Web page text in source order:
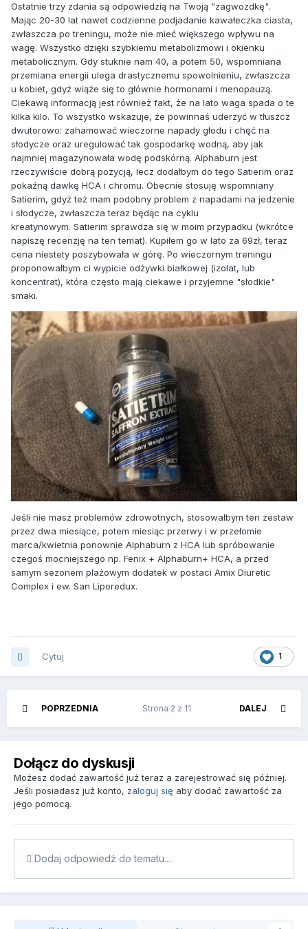
Ostatnie trzy zdania są odpowiedzią na Twoją "zagwozdkę".
Mając 20-30 lat nawet codzienne podjadanie kawałeczka ciasta,
zwłaszcza po treningu, może nie mieć większego wpływu na
wagę. Wszystko dzięki szybkiemu metabolizmowi i okienku
metabolicznym. Gdy stuknie nam 40, a potem 50, wspomniana
przemiana energii ulega drastycznemu spowolnieniu, zwłaszcza
u kobiet, gdyż wiąże się to głównie hormonami i menopauzą.
Ciekawą informacją jest również fakt, że na lato waga spada o te
kilka kilo. To wszystko wskazuje, że powinnaś uderzyć w tłuszcz
dwutorowo: zahamować wieczorne napady głodu i chęć na
słodycze oraz uregulować tak gospodarkę wodną, aby jak
najmniej magazynowała wodę podskórną. Alphaburn jest
rzeczywiście dobrą pozycją, lecz dodałbym do tego Satierim oraz
pokaźną dawkę HCA i chromu. Obecnie stosuję wspomniany
Satierim, gdyż też mam podobny problem z napadami na jedzenie
i słodycze, zwłaszcza teraz będąc na cyklu
kreatynowym. Satierim sprawdza się w moim przypadku (wkrótce
napiszę recenzję na ten temat). Kupiłem go w lato za 69zł, teraz
cena niestety poszybowała w górę. Po wieczornym treningu
proponowałbym ci wypicie odżywki białkowej (izolat, lub
koncentrat), która często mają ciekawe i przyjemne "słodkie"
smaki.
Jeśli nie masz problemów zdrowotnych, stosowałbym ten zestaw
przez dwa miesiące, potem miesiąc przerwy i w przełomie
marca/kwietnia ponownie Alphaburn z HCA lub spróbowanie
czegoś mocniejszego np. Fenix + Alphaburn+ HCA, a przed
samym sezonem plażowym dodatek w postaci Amix Diuretic
Complex i ew. San Liporedux.
1
Cytuj
POPRZEDNIA DALEJ
Strona 2 z 11
Dołącz do dyskusji
Możesz dodać zawartość już teraz a zarejestrować się później.
Jeśli posiadasz już konto, zaloguj się aby dodać zawartość za
jego pomocą.
Dodaj odpowiedź do tematu...